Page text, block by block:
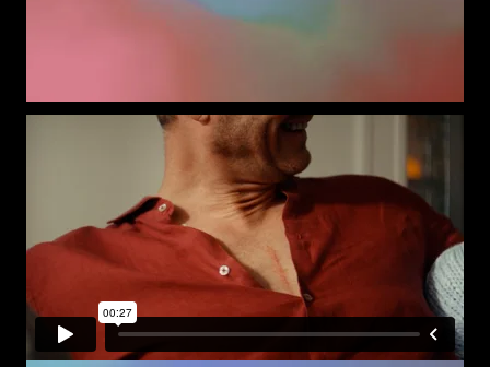
Gesundheitskosten, den Zugang zu
innovativen Therapien oder die Bedeutung des
Forschungsstandorts Schweiz. Denn auch
diese Themen bewegen unser Leben.
Aussagen wie «Man diskutiert oft, was
Medikamente kosten. Doch selten, was sie
nützen.» oder «Ein starkes Gesundheitssystem
beginnt nicht im Spital. Sondern im Labor.»
sollen Denkanstösse geben und den
öffentlichen Blick auf die Rolle medizinischer